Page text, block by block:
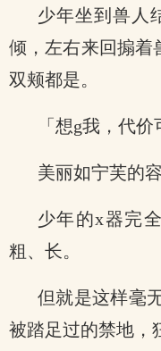
少年坐到兽人
倾，左右来回搧着
双颊都是。
「想g我，代价
美丽如宁芙的
少年的x器完
粗、长。
但就是这样毫
被踏足过的禁地，